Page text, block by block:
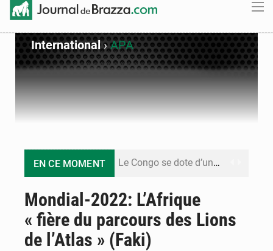
International›APA
EN CE MOMENT Le Congo se dote d’un programme national pour valoriser les produits forestiers non ligneux
Cémac : la Commission présente à Denis Sassou N’Guesso sa feuille de route
Mondial-2022: L’Afrique
« fière du parcours des Lions
de l’Atlas » (Faki)